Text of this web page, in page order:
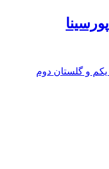
یکم و گلستان دوم